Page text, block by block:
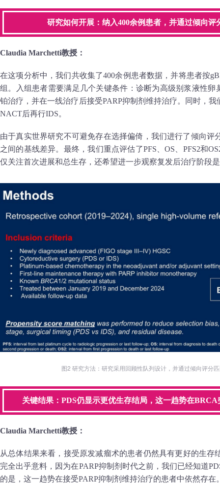
研究如何开展：纳入400余例患者，并通过倾向评
Claudia Marchetti教授：
在这项分析中，我们共收集了400余例患者数据，并将患者按
组。入组患者需要满足几个关键条件：诊断为高级别浆液性卵
铂治疗，并在一线治疗后接受PARP抑制剂维持治疗。同时，
NACT后再行IDS。
由于真实世界研究不可避免存在选择偏倚，我们进行了倾向评
之间的基线差异。最终，我们重点评估了PFS、OS、PFS2和
仅关注首次进展和总生存，还希望进一步观察复发后治疗阶段
图2 研究方法：研究采用回顾性队列设计，并通过倾向评分
关键结果：PDS仍显示更优生存结局，这一趋势在
Claudia Marchetti教授：
从总体结果来看，接受原发减瘤术的患者仍然具有更好的生存
完全出乎意料，因为在PARP抑制剂时代之前，我们已经知道
的是，这一趋势在接受PARP抑制剂维持治疗的患者中依然存在